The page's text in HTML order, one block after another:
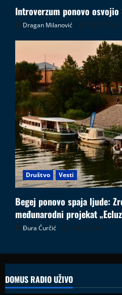
Introverzum ponovo
Dragan Milanović 28.07.2026
Društvo Vesti
Begej ponovo spaja ljude:
međunarodni projekat
Đura Ćurčić 26.07.2026
DOMUS RADIO UŽIVO